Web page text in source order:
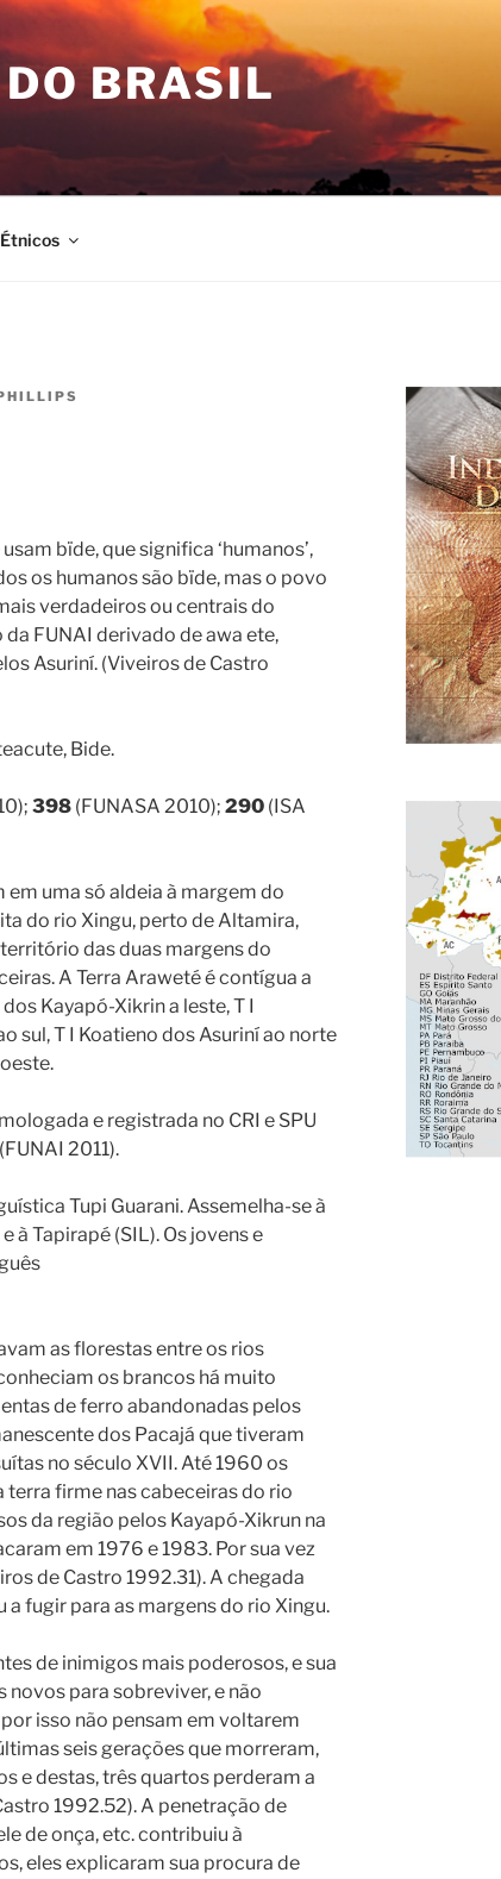
BRASIL
bïde, que significa ‘humanos’,
os humanos são bïde, mas o povo
verdadeiros ou centrais do
FUNAI derivado de awa ete,
Asuriní. (Viveiros de Castro
Bide.
398 (FUNASA 2010); 290 (ISA
em uma só aldeia à margem do
do rio Xingu, perto de Altamira,
das duas margens do
A Terra Araweté é contígua a
Kayapó-Xikrin a leste, T I
sul, T I Koatieno dos Asuriní ao norte
e registrada no CRI e SPU
2011).
Tupi Guarani. Assemelha-se à
à Tapirapé (SIL). Os jovens e
as florestas entre os rios
os brancos há muito
de ferro abandonadas pelos
dos Pacajá que tiveram
no século XVII. Até 1960 os
firme nas cabeceiras do rio
da região pelos Kayapó-Xikrun na
em 1976 e 1983. Por sua vez
de Castro 1992.31). A chegada
fugir para as margens do rio Xingu.
de inimigos mais poderosos, e sua
novos para sobreviver, e não
isso não pensam em voltarem
seis gerações que morreram,
e destas, três quartos perderam a
1992.52). A penetração de
de onça, etc. contribuiu à
eles explicaram sua procura de